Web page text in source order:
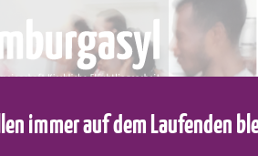
immer auf dem Laufenden